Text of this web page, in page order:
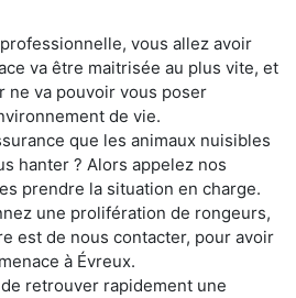
vous allez avoir
va être maitrisée au plus vite, et
ne va pouvoir vous poser
de vie.
que les animaux nuisibles
hanter ? Alors appelez nos
prendre la situation en charge.
une prolifération de rongeurs,
est de nous contacter, pour avoir
à Évreux.
retrouver rapidement une